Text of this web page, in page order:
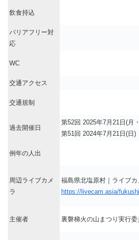
飲食持込
バリアフリー対
応
WC
交通アクセス
交通規制
過去開催日
第52回 2025年7月21日(月
第51回 2024年7月21日(日)
例年の人出
周辺ライブカメ
ラ
福島県北塩原村｜ライブカ
https://livecam.asia/
主催者 裏磐梯火の山まつり実行委